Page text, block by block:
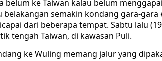
belum ke Taiwan kalau belum
belakangan semakin kondang gara-gara
dari beberapa tempat. Sabtu lalu
tengah Taiwan, di kawasan Puli.
ke Wuling memang jalur yang